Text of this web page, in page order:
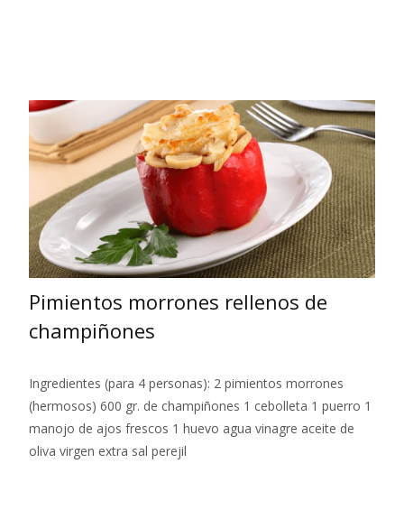
Pimientos morrones rellenos de
champiñones
Ingredientes (para 4 personas): 2 pimientos morrones
(hermosos) 600 gr. de champiñones 1 cebolleta 1 puerro 1
manojo de ajos frescos 1 huevo agua vinagre aceite de
oliva virgen extra sal perejil